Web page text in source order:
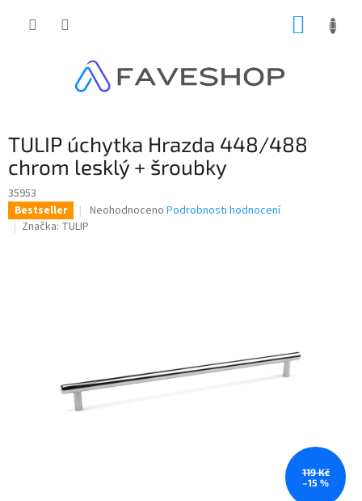
TULIP úchytka Hrazda 448/488
chrom lesklý + šroubky
35953
Bestseller
Průměrné
Neohodnoceno Podrobnosti hodnocení
Značka: TULIP
119 Kč
–15 %